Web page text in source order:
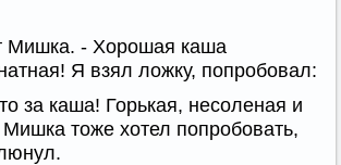
Мишка. - Хорошая каша
Я взял ложку, попробовал:
за каша! Горькая, несоленая и
тоже хотел попробовать,